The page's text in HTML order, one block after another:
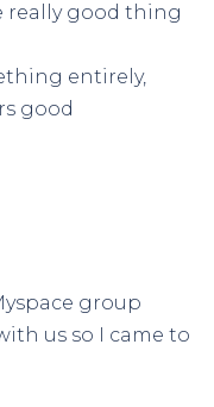
really good thing
entirely,
good
group
us so I came to